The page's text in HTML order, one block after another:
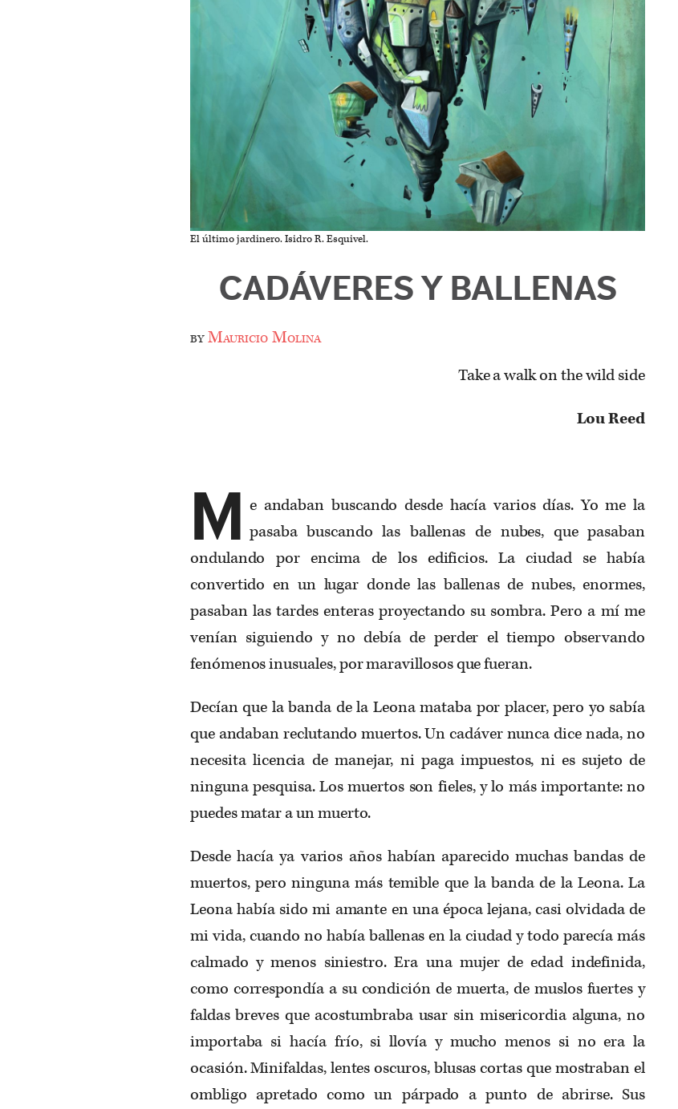
El último jardinero. Isidro R. Esquivel.
CADÁVERES Y BALLENAS
byMauricio Molina
Take a walk on the wild side
Lou Reed
M
e andaban buscando desde hacía varios días. Yo me la
pasaba buscando las ballenas de nubes, que pasaban
ondulando por encima de los edificios. La ciudad se había
convertido en un lugar donde las ballenas de nubes, enormes,
pasaban las tardes enteras proyectando su sombra. Pero a mí me
venían siguiendo y no debía de perder el tiempo observando
fenómenos inusuales, por maravillosos que fueran.
Decían que la banda de la Leona mataba por placer, pero yo sabía
que andaban reclutando muertos. Un cadáver nunca dice nada, no
necesita licencia de manejar, ni paga impuestos, ni es sujeto de
ninguna pesquisa. Los muertos son fieles, y lo más importante: no
puedes matar a un muerto.
Desde hacía ya varios años habían aparecido muchas bandas de
muertos, pero ninguna más temible que la banda de la Leona. La
Leona había sido mi amante en una época lejana, casi olvidada de
mi vida, cuando no había ballenas en la ciudad y todo parecía más
calmado y menos siniestro. Era una mujer de edad indefinida,
como correspondía a su condición de muerta, de muslos fuertes y
faldas breves que acostumbraba usar sin misericordia alguna, no
importaba si hacía frío, si llovía y mucho menos si no era la
ocasión. Minifaldas, lentes oscuros, blusas cortas que mostraban el
ombligo apretado como un párpado a punto de abrirse. Sus